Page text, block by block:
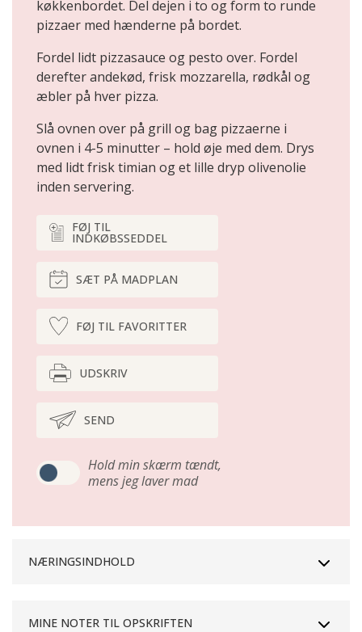
køkkenbordet. Del dejen i to og form to runde
pizzaer med hænderne på bordet.
Fordel lidt pizzasauce og pesto over. Fordel
derefter andekød, frisk mozzarella, rødkål og
æbler på hver pizza.
Slå ovnen over på grill og bag pizzaerne i
ovnen i 4-5 minutter – hold øje med dem. Drys
med lidt frisk timian og et lille dryp olivenolie
inden servering.
FØJ TIL
INDKØBSSEDDEL
SÆT PÅ MADPLAN
FØJ TIL FAVORITTER
UDSKRIV
SEND
Hold min skærm tændt,
mens jeg laver mad
NÆRINGSINDHOLD
MINE NOTER TIL OPSKRIFTEN